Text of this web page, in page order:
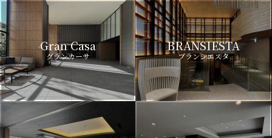
Gran Casa
グランカーサ
BRANSIESTA
ブランシエスタ